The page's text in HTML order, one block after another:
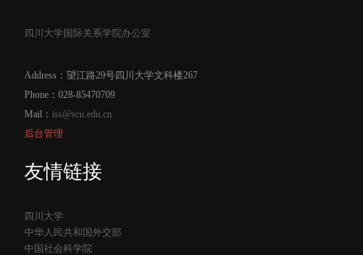
四川大学国际关系学院办公室
Address：望江路29号四川大学文科楼267
Phone：028-85470709
Mail： iss@scu.edu.cn
后台管理
友情链接
四川大学
中华人民共和国外交部
中国社会科学院